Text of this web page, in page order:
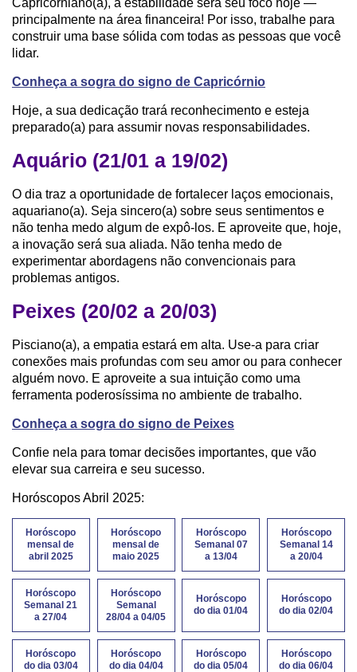
Capricorniano(a), a estabilidade será seu foco hoje —
principalmente na área financeira! Por isso, trabalhe para
construir uma base sólida com todas as pessoas que você
lidar.
Conheça a sogra do signo de Capricórnio
Hoje, a sua dedicação trará reconhecimento e esteja
preparado(a) para assumir novas responsabilidades.
Aquário (21/01 a 19/02)
O dia traz a oportunidade de fortalecer laços emocionais,
aquariano(a). Seja sincero(a) sobre seus sentimentos e
não tenha medo algum de expô-los. E aproveite que, hoje,
a inovação será sua aliada. Não tenha medo de
experimentar abordagens não convencionais para
problemas antigos.
Peixes (20/02 a 20/03)
Pisciano(a), a empatia estará em alta. Use-a para criar
conexões mais profundas com seu amor ou para conhecer
alguém novo. E aproveite a sua intuição como uma
ferramenta poderosíssima no ambiente de trabalho.
Conheça a sogra do signo de Peixes
Confie nela para tomar decisões importantes, que vão
elevar sua carreira e seu sucesso.
Horóscopos Abril 2025:
Horóscopo
mensal de
abril 2025
Horóscopo
mensal de
maio 2025
Horóscopo
Semanal 07
a 13/04
Horóscopo
Semanal 14
a 20/04
Horóscopo
Semanal 21
a 27/04
Horóscopo
Semanal
28/04 a 04/05
Horóscopo
do dia 01/04
Horóscopo
do dia 02/04
Horóscopo
do dia 03/04
Horóscopo
do dia 04/04
Horóscopo
do dia 05/04
Horóscopo
do dia 06/04